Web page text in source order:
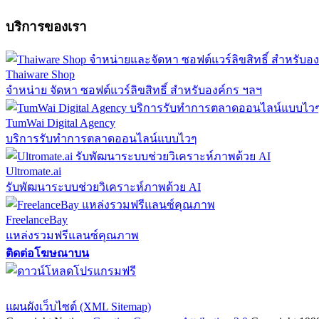
บริการของเรา
Thaiware Shop
จำหน่าย จัดหา ซอฟต์แวร์ลิขสิทธิ์ สำหรับองค์กร ฯลฯ
TumWai Digital Agency
บริการรับทำการตลาดออนไลน์แบบไวๆ
Ultromate.ai
รับพัฒนาระบบช่วยวิเคราะห์ภาพด้วย AI
FreelanceBay
แหล่งรวมฟรีแลนซ์คุณภาพ
ติดต่อโฆษณาบน
แผนผังเว็บไซต์ (XML Sitemap)